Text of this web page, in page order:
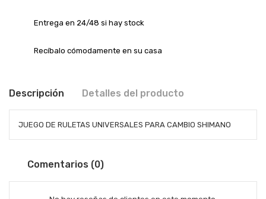
Entrega en 24/48 si hay stock
Recíbalo cómodamente en su casa
Descripción Detalles del producto
JUEGO DE RULETAS UNIVERSALES PARA CAMBIO SHIMANO
Comentarios (0)